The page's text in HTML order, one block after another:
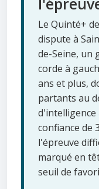
Le Quinté+
dispute à
de-Seine, un
corde à
ans et plus,
partants au
d'intelligence
confiance de
l'épreuve
marqué en
seuil de